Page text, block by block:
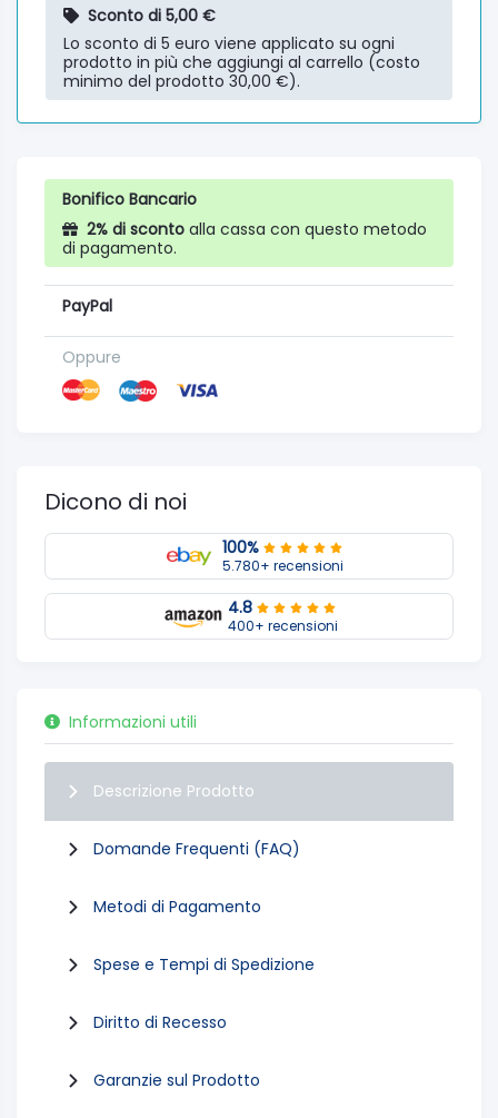
Sconto di 5,00 €
Lo sconto di 5 euro viene applicato su ogni
prodotto in più che aggiungi al carrello (costo
minimo del prodotto 30,00 €).
Bonifico Bancario
2% di sconto alla cassa con questo metodo
di pagamento.
PayPal
Oppure
Dicono di noi
100%
5.780+ recensioni
4.8
400+ recensioni
Informazioni utili
Descrizione Prodotto
Domande Frequenti (FAQ)
Metodi di Pagamento
Spese e Tempi di Spedizione
Diritto di Recesso
Garanzie sul Prodotto